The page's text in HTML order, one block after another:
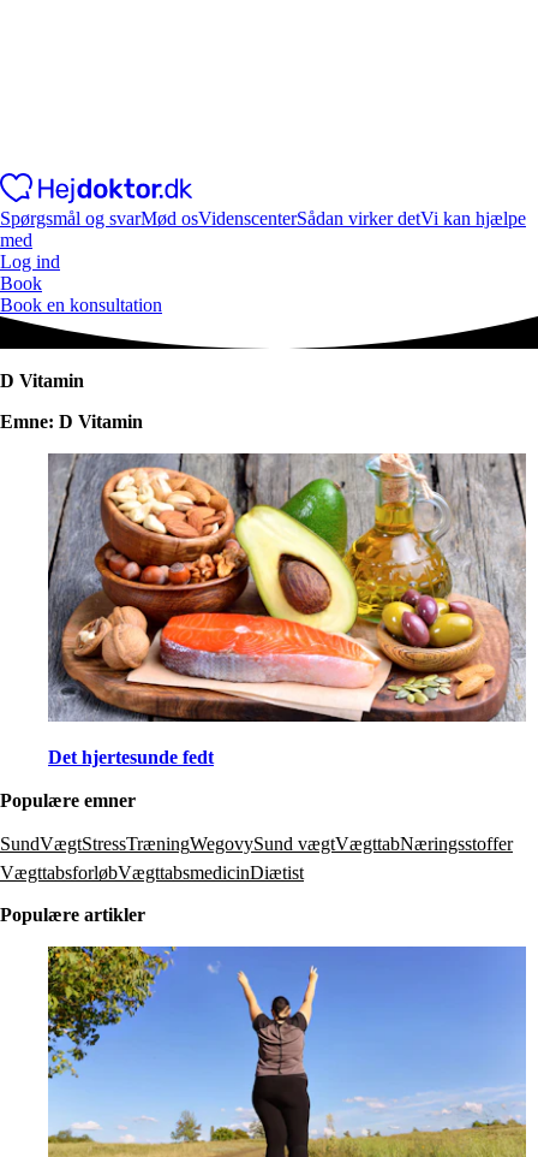
Spørgsmål og svarMød osVidenscenterSådan virker detVi kan hjælpe
med
Log ind
Book
Book en konsultation
D Vitamin
Emne: D Vitamin
Det hjertesunde fedt
Populære emner
SundVægtStressTræningWegovySund vægtVægttabNæringsstoffer
VægttabsforløbVægttabsmedicinDiætist
Populære artikler